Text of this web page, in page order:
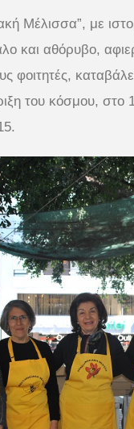
Μέλισσα”, με
και αθόρυβο,
φοιτητές,
του κόσμου, στο